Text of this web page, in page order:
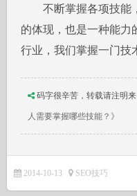
不断掌握各项技能，
的体现，也是一种能力
行业，我们掌握一门技
码字很辛苦，转载请注明来
人需要掌握哪些技能？》
2014-10-13 SEO技巧